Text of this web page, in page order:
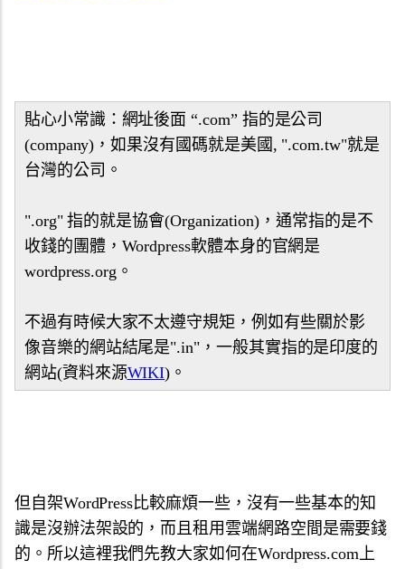
貼心小常識：網址後面 “.com” 指的是公司
(company)，如果沒有國碼就是美國, ".com.tw"就是
台灣的公司。
".org" 指的就是協會(Organization)，通常指的是不
收錢的團體，Wordpress軟體本身的官網是
wordpress.org。
不過有時候大家不太遵守規矩，例如有些關於影
像音樂的網站結尾是".in"，一般其實指的是印度的
網站(資料來源WIKI)。
但自架WordPress比較麻煩一些，沒有一些基本的知
識是沒辦法架設的，而且租用雲端網路空間是需要錢
的。所以這裡我們先教大家如何在Wordpress.com上